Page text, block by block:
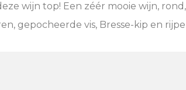
wijn top! Een zéér mooie wijn,
gepocheerde vis, Bresse-kip en